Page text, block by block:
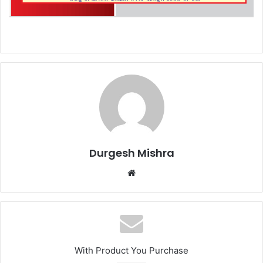
Durgesh Mishra
Website
With Product You Purchase